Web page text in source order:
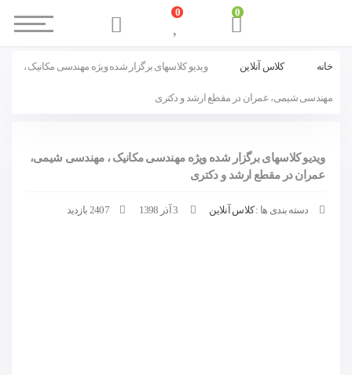
خانه کلاس آنلاین ویدیو کلاسهای برگزار شده ویژه مهندسی مکانیک ،
مهندسی شیمی، عمران در مقطع ارشد و دکتری
ویدیو کلاسهای برگزار شده ویژه مهندسی مکانیک ، مهندسی شیمی،
عمران در مقطع ارشد و دکتری
دسته بندی ها :کلاس آنلاین 2407 بازدید
0
0